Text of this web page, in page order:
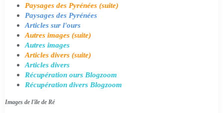
Paysages des Pyrénées (suite)
Paysages des Pyrénées
Articles sur l'ours
Autres images (suite)
Autres images
Articles divers (suite)
Articles divers
Récupération ours Blogzoom
Récupération divers Blogzoom
Images de l'île de Ré